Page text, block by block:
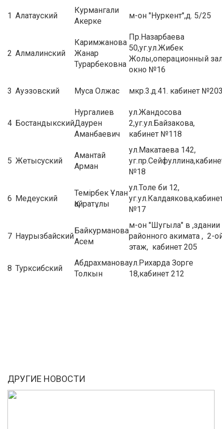
1 Алатауский
Курмангали
Акерке
м-он "Нуркент",д. 5/25
2 Алмалинский
Каримжанова
Жанар
Турарбековна
Пр.Назарбаева
50,уг.ул.Жибек
Жолы,операционный
окно №16
3 Ауэзовский Муса Олжас мкр.3.д.41. кабинет
4 Бостандыкский
Нургалиев
Даурен
Аманбаевич
ул.Жандосова
2,уг.ул.Байзакова,
кабинет №118
5 Жетысуский
Амантай
Арман
ул.Макатаева 142,
№18
6 Медеуский
Темірбек Ұлан
Қайратұлы
ул.Толе би 12,
№17
7 Наурызбайский
Байкурманова
Асем
м-он "Шугыла" в ,здании
районного акимата , 2-
этаж, кабинет 205
8 Турксибский
Абдрахманова
Толкын
ул.Рихарда Зорге
18,кабинет 212
ДРУГИЕ НОВОСТИ